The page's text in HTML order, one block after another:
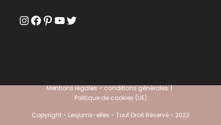
Instagram
Facebook
Pinterest
YouTube
Twitter
Mentions légales – conditions générales
Politique de cookies (UE)
Copyright - Lesjums-elles - Tout Droit Réservé - 2022